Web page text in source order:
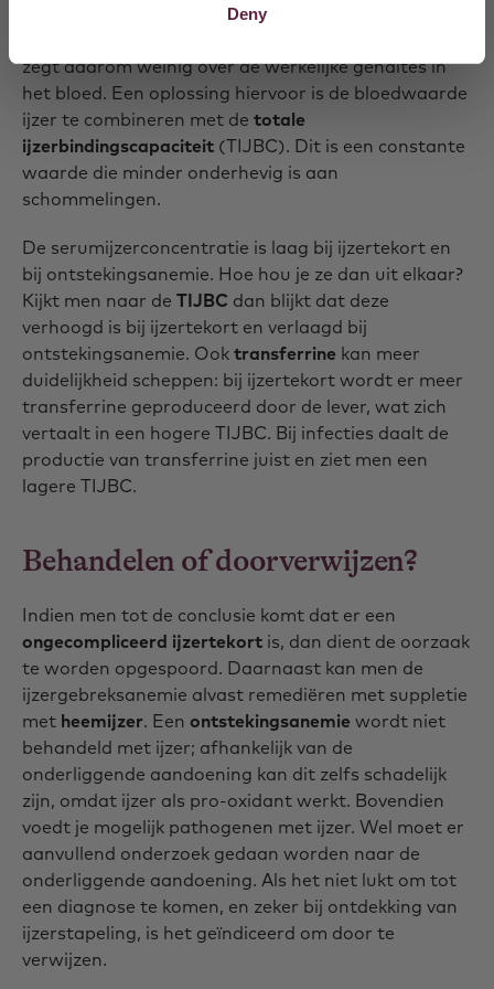
Deny
op verschillende factoren, waaronder infecties en
zegt daarom weinig over de werkelijke gehaltes in
het bloed. Een oplossing hiervoor is de bloedwaarde
ijzer te combineren met de totale
ijzerbindingscapaciteit (TIJBC). Dit is een constante
waarde die minder onderhevig is aan
schommelingen.
De serumijzerconcentratie is laag bij ijzertekort en
bij ontstekingsanemie. Hoe hou je ze dan uit elkaar?
Kijkt men naar de TIJBC dan blijkt dat deze
verhoogd is bij ijzertekort en verlaagd bij
ontstekingsanemie. Ook transferrine kan meer
duidelijkheid scheppen: bij ijzertekort wordt er meer
transferrine geproduceerd door de lever, wat zich
vertaalt in een hogere TIJBC. Bij infecties daalt de
productie van transferrine juist en ziet men een
lagere TIJBC.
Behandelen of doorverwijzen?
Indien men tot de conclusie komt dat er een
ongecompliceerd ijzertekort is, dan dient de oorzaak
te worden opgespoord. Daarnaast kan men de
ijzergebreksanemie alvast remediëren met suppletie
met heemijzer. Een ontstekingsanemie wordt niet
behandeld met ijzer; afhankelijk van de
onderliggende aandoening kan dit zelfs schadelijk
zijn, omdat ijzer als pro-oxidant werkt. Bovendien
voedt je mogelijk pathogenen met ijzer. Wel moet er
aanvullend onderzoek gedaan worden naar de
onderliggende aandoening. Als het niet lukt om tot
een diagnose te komen, en zeker bij ontdekking van
ijzerstapeling, is het geïndiceerd om door te
verwijzen.